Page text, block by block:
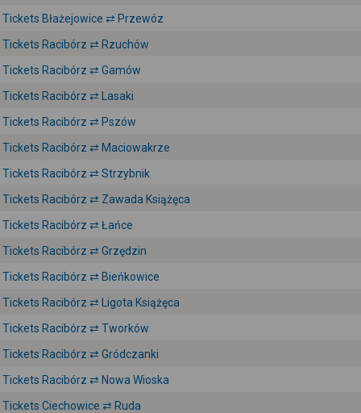
Tickets Błażejowice ⇄ Przewóz
Tickets Racibórz ⇄ Rzuchów
Tickets Racibórz ⇄ Gamów
Tickets Racibórz ⇄ Lasaki
Tickets Racibórz ⇄ Pszów
Tickets Racibórz ⇄ Maciowakrze
Tickets Racibórz ⇄ Strzybnik
Tickets Racibórz ⇄ Zawada Książęca
Tickets Racibórz ⇄ Łańce
Tickets Racibórz ⇄ Grzędzin
Tickets Racibórz ⇄ Bieńkowice
Tickets Racibórz ⇄ Ligota Książęca
Tickets Racibórz ⇄ Tworków
Tickets Racibórz ⇄ Gródczanki
Tickets Racibórz ⇄ Nowa Wioska
Tickets Ciechowice ⇄ Ruda